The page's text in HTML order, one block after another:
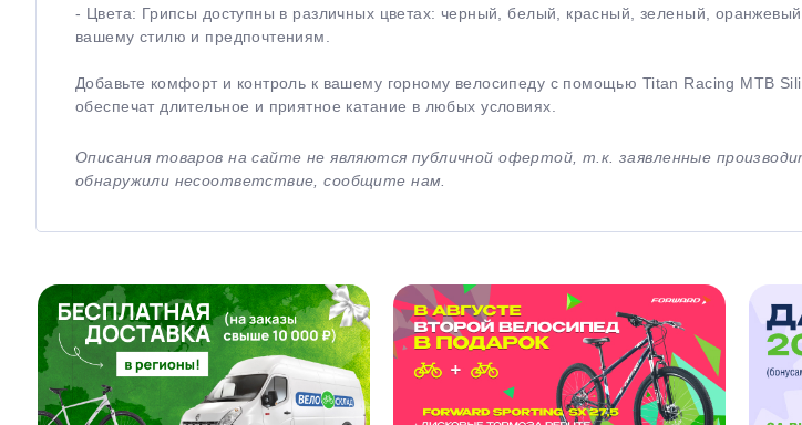
- Цвета: Грипсы доступны в различных цветах: черный, белый, красный, зеленый,
вашему стилю и предпочтениям.
Добавьте комфорт и контроль к вашему горному велосипеду с помощью Titan Racing MTB
обеспечат длительное и приятное катание в любых условиях.
Описания товаров на сайте не являются публичной офертой, т.к. заявленные
обнаружили несоответствие, сообщите нам.